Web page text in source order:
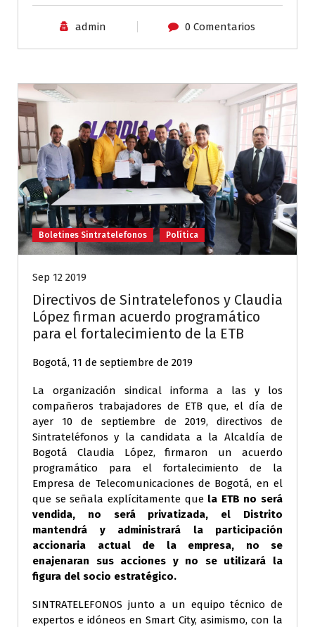
admin 0 Comentarios
Boletines Sintratelefonos Política
Sep 12 2019
Directivos de Sintratelefonos y Claudia
López firman acuerdo programático
para el fortalecimiento de la ETB
Bogotá, 11 de septiembre de 2019
La organización sindical informa a las y los
compañeros trabajadores de ETB que, el día de
ayer 10 de septiembre de 2019, directivos de
Sintrateléfonos y la candidata a la Alcaldía de
Bogotá Claudia López, firmaron un acuerdo
programático para el fortalecimiento de la
Empresa de Telecomunicaciones de Bogotá, en el
que se señala explícitamente que la ETB no será
vendida, no será privatizada, el Distrito
mantendrá y administrará la participación
accionaria actual de la empresa, no se
enajenaran sus acciones y no se utilizará la
figura del socio estratégico.
SINTRATELEFONOS junto a un equipo técnico de
expertos e idóneos en Smart City, asimismo, con la